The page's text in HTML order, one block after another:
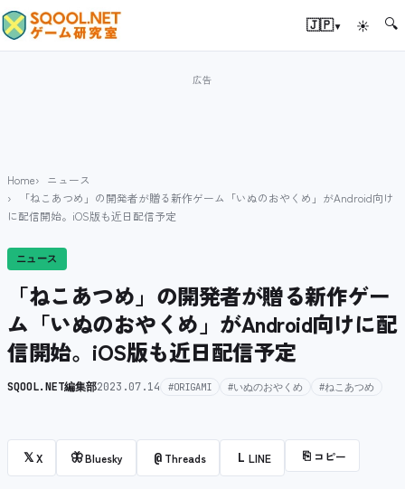
🇯🇵▾ ☀ 🔍
Home
ニュース
「ねこあつめ」の開発者が贈る新作ゲーム「いぬのおやくめ」がAndroid向け
に配信開始。iOS版も近日配信予定
ニュース
「ねこあつめ」の開発者が贈る新作ゲー
ム「いぬのおやくめ」がAndroid向けに配
信開始。iOS版も近日配信予定
SQOOL.NET編集部2023.07.14 #ORIGAMI #いぬのおやくめ #ねこあつめ
𝕏X 🦋Bluesky @ Threads L LINE ⎘ コピー